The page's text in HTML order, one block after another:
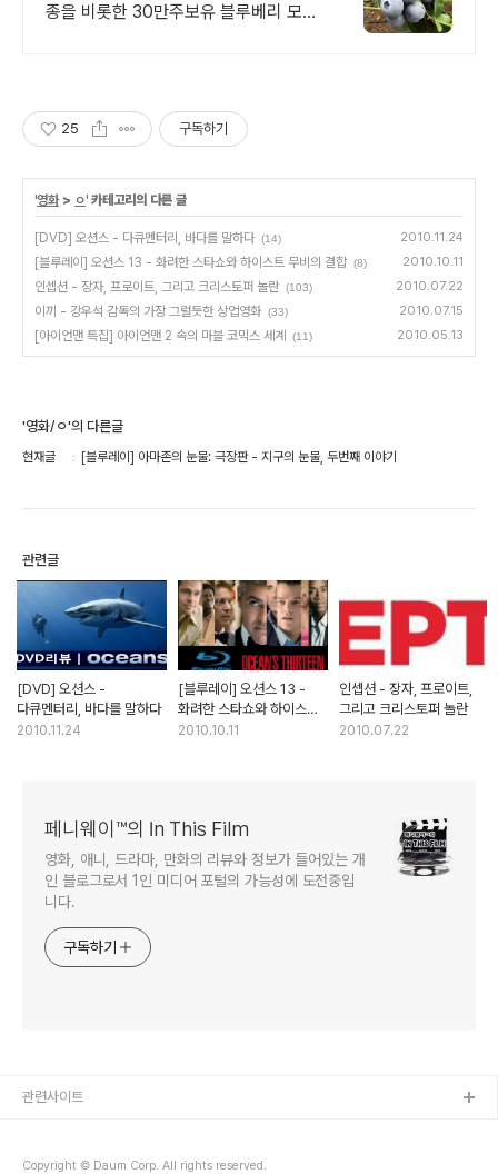
종을 비롯한 30만주보유 블루베리 모든
25 구독하기
'영화> ㅇ' 카테고리의 다른 글
[DVD] 오션스 - 다큐멘터리, 바다를 말하다 (14) 2010.11.24
[블루레이] 오션스 13 - 화려한 스타쇼와 하이스트 무비의 결합 (8) 2010.10.11
인셉션 - 장자, 프로이트, 그리고 크리스토퍼 놀란 (103) 2010.07.22
이끼 - 강우석 감독의 가장 그럴듯한 상업영화 (33) 2010.07.15
[아이언맨 특집] 아이언맨 2 속의 마블 코믹스 세계 (11) 2010.05.13
'영화/ㅇ'의 다른글
현재글 [블루레이] 아마존의 눈물: 극장판 - 지구의 눈물, 두번째 이야기
관련글
[DVD] 오션스 -
다큐멘터리, 바다를 말하다
2010.11.24
[블루레이] 오션스 13 -
화려한 스타쇼와 하이스트
무비의 결합
2010.10.11
인셉션 - 장자, 프로이트,
그리고 크리스토퍼 놀란
2010.07.22
페니웨이™의 In This Film
영화, 애니, 드라마, 만화의 리뷰와 정보가 들어있는 개
인 블로그로서 1인 미디어 포털의 가능성에 도전중입
니다.
구독하기
Copyright © Daum Corp. All rights reserved.
관련사이트